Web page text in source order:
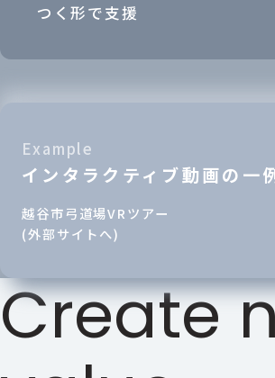
つく形で支援
Example
インタラクティブ動画の一
越谷市弓道場VRツアー
(外部サイトへ)
Create